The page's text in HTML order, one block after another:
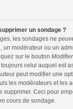
un sondage ?
les sondages ne
un modérateur ou un
sur le bouton Modifier
toujours celui auquel est
peut modifier une
les modérateurs et les
supprimer. Ceci pour
cours de sondage.